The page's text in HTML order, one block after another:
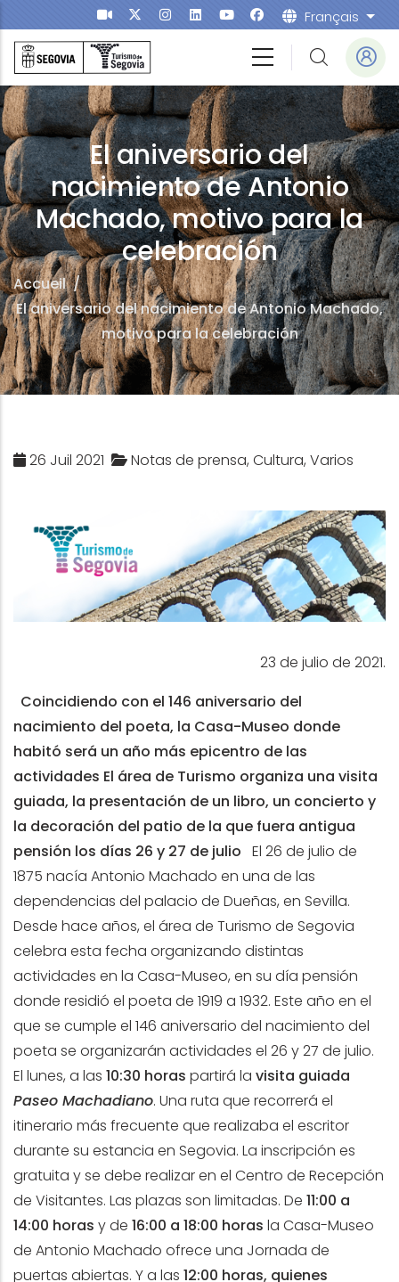
Aller au contenu principal Français
El aniversario del
nacimiento de Antonio
Machado, motivo para la
celebración
Accueil/
El aniversario del nacimiento de Antonio Machado,
motivo para la celebración
26 Juil 2021 Notas de prensa, Cultura, Varios
23 de julio de 2021.
Coincidiendo con el 146 aniversario del
nacimiento del poeta, la Casa-Museo donde
habitó será un año más epicentro de las
actividades El área de Turismo organiza una visita
guiada, la presentación de un libro, un concierto y
la decoración del patio de la que fuera antigua
pensión los días 26 y 27 de julio El 26 de julio de
1875 nacía Antonio Machado en una de las
dependencias del palacio de Dueñas, en Sevilla.
Desde hace años, el área de Turismo de Segovia
celebra esta fecha organizando distintas
actividades en la Casa-Museo, en su día pensión
donde residió el poeta de 1919 a 1932. Este año en el
que se cumple el 146 aniversario del nacimiento del
poeta se organizarán actividades el 26 y 27 de julio.
El lunes, a las 10:30 horas partirá la visita guiada
Paseo Machadiano. Una ruta que recorrerá el
itinerario más frecuente que realizaba el escritor
durante su estancia en Segovia. La inscripción es
gratuita y se debe realizar en el Centro de Recepción
de Visitantes. Las plazas son limitadas. De 11:00 a
14:00 horas y de 16:00 a 18:00 horas la Casa-Museo
de Antonio Machado ofrece una Jornada de
puertas abiertas. Y a las 12:00 horas, quienes